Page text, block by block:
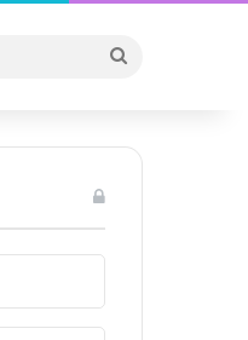
...